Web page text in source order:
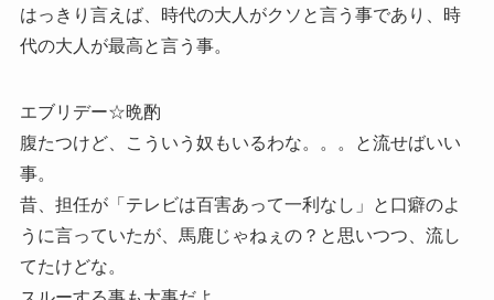
はっきり言えば、時代の大人がクソと言う事であり、時
代の大人が最高と言う事。
エブリデー☆晩酌
腹たつけど、こういう奴もいるわな。。。と流せばいい
事。
昔、担任が「テレビは百害あって一利なし」と口癖のよ
うに言っていたが、馬鹿じゃねぇの？と思いつつ、流し
てたけどな。